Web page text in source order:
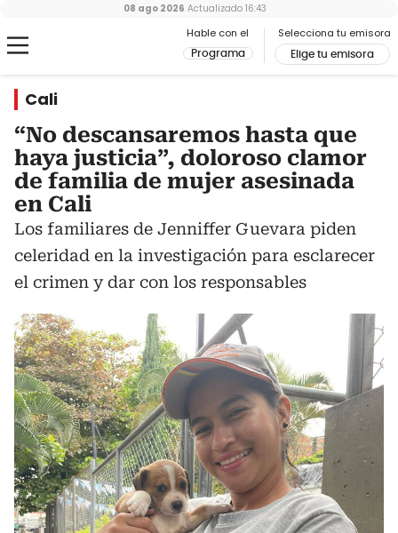
Hable con el
Programa
Selecciona tu emisora
Elige tu emisora
08 ago 2026 Actualizado 16:43
Cali
“No descansaremos hasta que
haya justicia”, doloroso clamor
de familia de mujer asesinada
en Cali
Los familiares de Jenniffer Guevara piden
celeridad en la investigación para esclarecer
el crimen y dar con los responsables